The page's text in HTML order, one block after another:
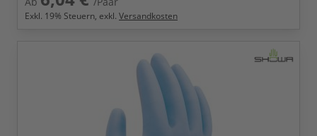
Exkl. 19% Steuern, exkl. Versandkosten